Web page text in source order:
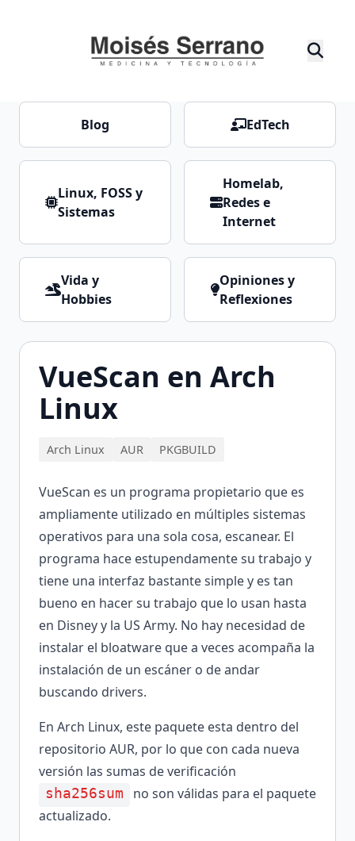
Blog EdTech
Linux, FOSS y
Sistemas
Homelab,
Redes e
Internet
Vida y
Hobbies
Opiniones y
Reflexiones
VueScan en Arch
Linux
Arch Linux AUR PKGBUILD
VueScan es un programa propietario que es
ampliamente utilizado en múltiples sistemas
operativos para una sola cosa, escanear. El
programa hace estupendamente su trabajo y
tiene una interfaz bastante simple y es tan
bueno en hacer su trabajo que lo usan hasta
en Disney y la US Army. No hay necesidad de
instalar el bloatware que a veces acompaña la
instalación de un escáner o de andar
buscando drivers.
En Arch Linux, este paquete esta dentro del
repositorio AUR, por lo que con cada nueva
versión las sumas de verificación
sha256sum
no son válidas para el paquete
actualizado.